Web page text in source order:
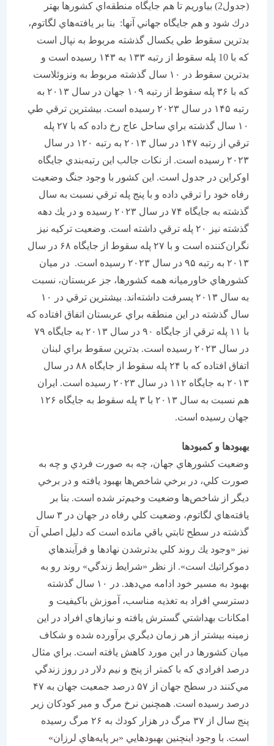
(جدول2) بياوريم تا هم جايگاه منطقه‌اي كشورها بهتر
درك شود و هم جايگاه جهاني آنها: بنا بر يافته‌هاي لگاتوم،
بدترين سقوط طي يكسال گذشته مربوط به نپال است
كه با 10 پله سقوط از رتبه ۱۳۳ به ۱۴۳ رسيده است و
بدترين سقوط در ۱۰ سال گذشته مربوط به ونزوئلاست
كه با ۳۶ پله سقوط از رتبه ۱۰۹ جهان در سال ۲۰۱۳ به
رتبه ۱۴۵ در سال ۲۰۲۳ رسيده است. بيشترين ترقي طي
۱۰ سال گذشته براي ساحل عاج رخ داده كه با ۲۷ پله
ترقي از رتبه ۱۴۷ در سال ۲۰۱۳ به رتبه ۱۲۰ در سال
۲۰۲۳ رسيده است. از نكات جالب اين رتبه‌بندي جايگاه
اوكراين در جدول است. اين كشور با وجود جنگ وضعيت
رفاه خود را ترقي داده و با پنج پله ترقي نسبت به سال
گذشته به جايگاه ۷۴ در سال ۲۰۲۳ رسيده و در يك دهه
گذشته نيز ۲۰ پله ترقي داشته است. وضعيت تركيه نيز
نگران‌كننده است و با ۲۷ پله سقوط از جايگاه ۶۸ در سال
۲۰۱۳ به رتبه ۹۵ در سال ۲۰۲۳ رسيده است. در ميان
كشورهاي خاورميانه همه كشورها، جز عربستان، نسبت
به سال ۲۰۱۳ پسرفت داشته‌اند. بيشترين ترقي در ۱۰
سال گذشته در اين منطقه براي عربستان اتفاق افتاده كه
با ۱۱ پله ترقي از جايگاه ۹۰ در سال ۲۰۱۳ به جايگاه ۷۹
در سال ۲۰۲۳ رسيده است. بدترين سقوط براي لبنان
اتفاق افتاده كه با ۲۴ پله سقوط از جايگاه ۸۸ در سال
۲۰۱۳ به جايگاه ۱۱۲ در سال ۲۰۲۳ رسيده است. ايران
هم نسبت به سال ۲۰۱۳ با ۳ پله سقوط به جايگاه ۱۲۶
جهان رسيده است.
بهبود‌ها و كمبودها
وضعيت كشورهاي جهان، چه به صورت فردي و چه به
صورت كلي، در برخي شاخص‌ها بهبود يافته و در برخي
ديگر از شاخص‌ها وضعيت وخيم‌تر شده است. بنا بر
يافته‌هاي لگاتوم، وضعيت كلي رفاه در جهان در ۳ سال
گذشته در سطح ثابتي باقي مانده است كه دليل اصلي آن
نيز «وجود يك روند كلي بدترشدن نهادها و فرآيندهاي
دموكراتيك است». از نظر «شرايط زندگي» روند رو به
بهبود به مسير خود ادامه مي‌دهد. در ۱۰ سال گذشته
دسترسي افراد به تغذيه مناسب، آموزش باكيفيت و
امكانات بهداشتي گسترش يافته و نيازهاي افراد در اين
زمينه بيشتر از هر زمان ديگري برآورده شده و شكاف
ميان كشورها در اين مورد كاهش يافته است. براي مثال
درصد افرادي كه با كمتر از پنج و نيم دلار در روز زندگي
مي‌كنند در سطح جهان از ۵۷ درصد جمعيت جهان به ۴۷
درصد رسيده است. همچنين نرخ مرگ و مير كودكان زير
پنج سال از ۳۷ مرگ در هزار كودك به ۲۶ مرگ رسيده
است. با وجود اينچنين بهبود‌هايي «بر پايه‌هاي لرزان»